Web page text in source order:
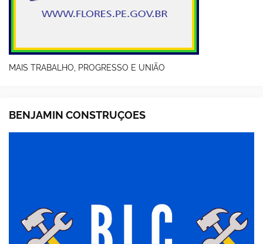
MAIS TRABALHO, PROGRESSO E UNIÃO
BENJAMIN CONSTRUÇOES